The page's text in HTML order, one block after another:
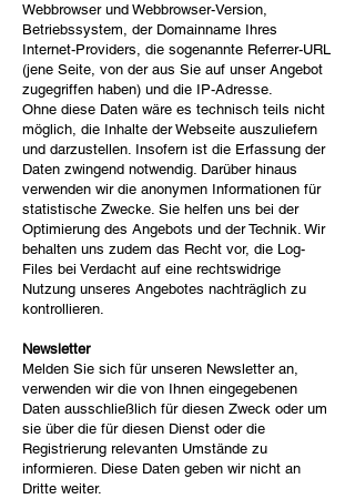
Webbrowser und Webbrowser-Version,
Betriebssystem, der Domainname Ihres
Internet-Providers, die sogenannte Referrer-URL
(jene Seite, von der aus Sie auf unser Angebot
zugegriffen haben) und die IP-Adresse.
Ohne diese Daten wäre es technisch teils nicht
möglich, die Inhalte der Webseite auszuliefern
und darzustellen. Insofern ist die Erfassung der
Daten zwingend notwendig. Darüber hinaus
verwenden wir die anonymen Informationen für
statistische Zwecke. Sie helfen uns bei der
Optimierung des Angebots und der Technik. Wir
behalten uns zudem das Recht vor, die Log-
Files bei Verdacht auf eine rechtswidrige
Nutzung unseres Angebotes nachträglich zu
kontrollieren.
Newsletter
Melden Sie sich für unseren Newsletter an,
verwenden wir die von Ihnen eingegebenen
Daten ausschließlich für diesen Zweck oder um
sie über die für diesen Dienst oder die
Registrierung relevanten Umstände zu
informieren. Diese Daten geben wir nicht an
Dritte weiter.